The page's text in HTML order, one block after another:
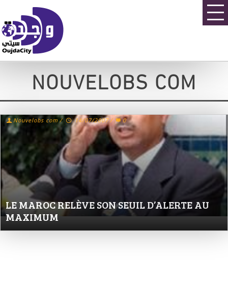
NOUVELOBS COM
LE MAROC RELÈVE SON SEUIL D’ALERTE AU
MAXIMUM
Nouvelobs com / 14/07/2007 / 0